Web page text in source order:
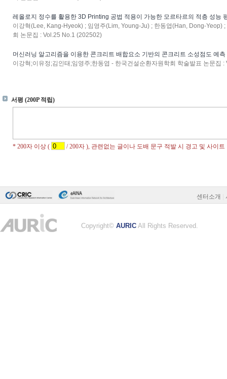
레올로지 정수를 활용한 3D Printing 공법 적용이 가능한 모르타르의 적층 성능
이강혁(Lee, Kang-Hyeok) ; 임영주(Lim, Young-Ju) ; 한동엽(Han, Dong-Yeop)
회 논문집 : Vol.25 No.1 (202502)
머신러닝 알고리즘을 이용한 콘크리트 배합요소 기반의 콘크리트 소성점도 예측
이강혁;이유정;김인태;임영주;한동엽 - 한국건설순환자원학회 학술발표 논문집
센터소개
Copyright© AURIC All Rights Reserved.